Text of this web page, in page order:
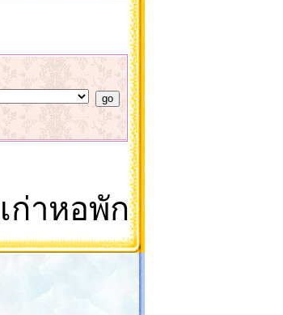
าหอพักนิสิต จุฬาล